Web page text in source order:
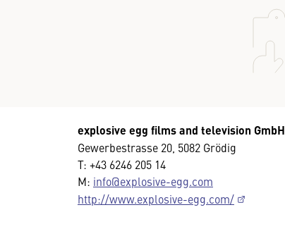
explosive egg films and television GmbH
Gewerbestrasse 20, 5082 Grödig
T: +43 6246 205 14
M: info@explosive-egg.com
http://www.explosive-egg.com/